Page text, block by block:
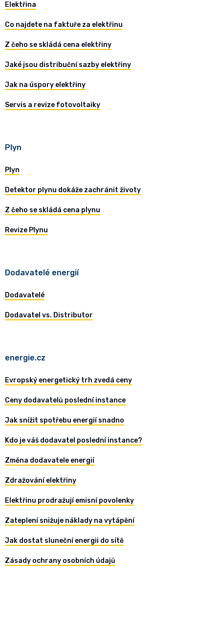
Elektřina
Co najdete na faktuře za elektřinu
Z čeho se skládá cena elektřiny
Jaké jsou distribuční sazby elektřiny
Jak na úspory elektřiny
Servis a revize fotovoltaiky
Plyn
Plyn
Detektor plynu dokáže zachránit životy
Z čeho se skládá cena plynu
Revize Plynu
Dodavatelé energií
Dodavatelé
Dodavatel vs. Distributor
energie.cz
Evropský energetický trh zvedá ceny
Ceny dodavatelů poslední instance
Jak snížit spotřebu energií snadno
Kdo je váš dodavatel poslední instance?
Změna dodavatele energií
Zdražování elektřiny
Elektřinu prodražují emisní povolenky
Zateplení snižuje náklady na vytápění
Jak dostat sluneční energii do sítě
Zásady ochrany osobních údajů